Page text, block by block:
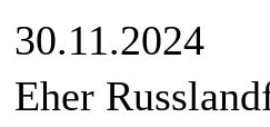
30.11.2024
Eher